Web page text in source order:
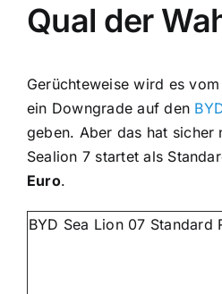
Qual der
Gerüchteweise wird es
ein Downgrade auf den
geben. Aber das hat sicher
Sealion 7 startet als
Euro.
BYD Sea Lion 07 Standard